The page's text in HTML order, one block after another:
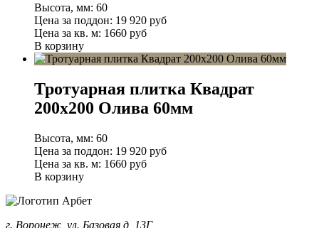
Высота, мм: 60
Цена за поддон: 19 920 руб
Цена за кв. м: 1660 руб
В корзину
Тротуарная плитка Квадрат
200х200 Олива 60мм
Высота, мм: 60
Цена за поддон: 19 920 руб
Цена за кв. м: 1660 руб
В корзину
г. Воронеж, ул. Базовая д, 13Г